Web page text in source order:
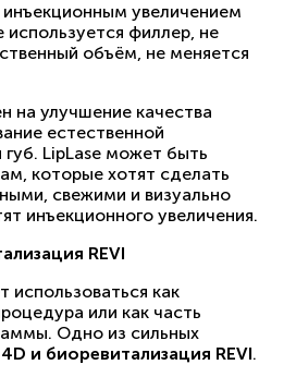
инъекционным увеличением
используется филлер, не
объём, не меняется
на улучшение качества
естественной
губ. LipLase может быть
которые хотят сделать
свежими и визуально
инъекционного увеличения.
REVI
использоваться как
или как часть
Одно из сильных
и биоревитализация REVI.